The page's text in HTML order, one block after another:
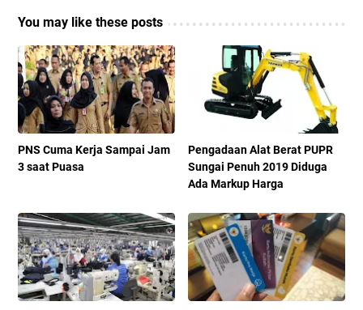
You may like these posts
PNS Cuma Kerja Sampai Jam
3 saat Puasa
Pengadaan Alat Berat PUPR
Sungai Penuh 2019 Diduga
Ada Markup Harga